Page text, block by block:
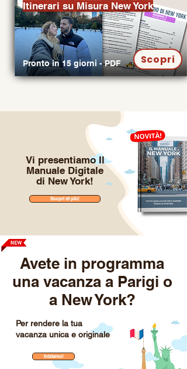
Itinerari su Misura New York
Pronto in 15 giorni - PDF Scopri
Vi presentiamo Il
Manuale Digitale
di New York!
Scopri di più!
Avete in programma
una vacanza a Parigi o
a New York?
Per rendere la tua
vacanza unica e originale
Iniziamo!